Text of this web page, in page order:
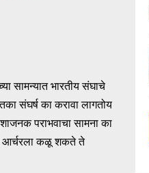
सामन्यात भारतीय संघाचे
संघर्ष का करावा लागतोय
पराभवाचा सामना का
आर्चरला कळू शकते ते